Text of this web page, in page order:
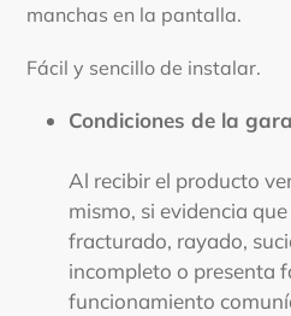
manchas en la pantalla.
Fácil y sencillo de instalar.
Condiciones de la
Al recibir el producto
mismo, si evidencia
fracturado, rayado,
incompleto o presenta
funcionamiento